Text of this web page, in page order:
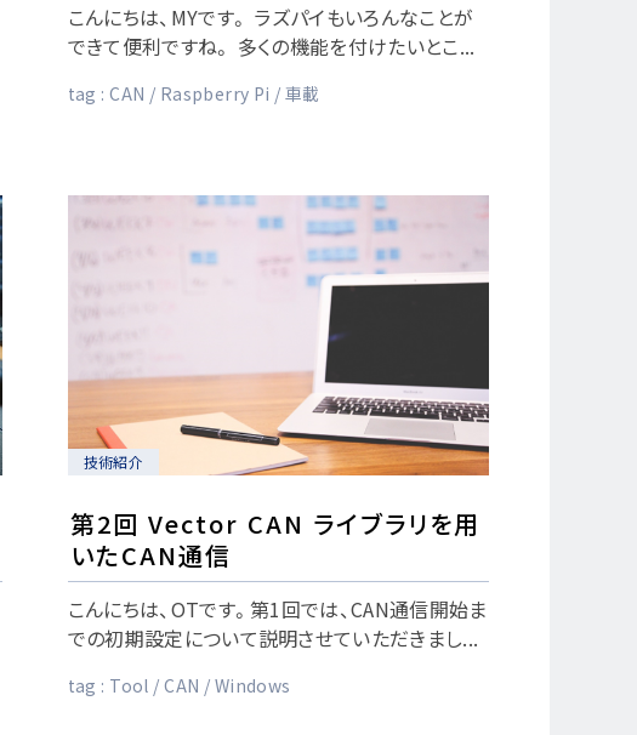
こんにちは、MYです。 ラズパイもいろんなことが
できて便利ですね。 多くの機能を付けたいとこ...
tag :CAN Raspberry Pi 車載
技術紹介
第2回 Vector CAN ライブラリを用
いたCAN通信
こんにちは、OTです。第1回では、CAN通信開始ま
での初期設定について説明させていただきまし...
tag : Tool CAN Windows